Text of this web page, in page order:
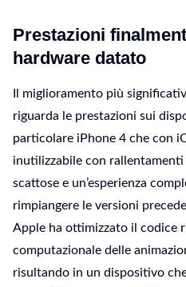
Prestazioni
hardware datato
Il miglioramento più
riguarda le prestazioni sui
particolare iPhone 4 che con
inutilizzabile con
scattose e un’esperienza
rimpiangere le versioni
Apple ha ottimizzato il codice
computazionale delle
risultando in un dispositivo